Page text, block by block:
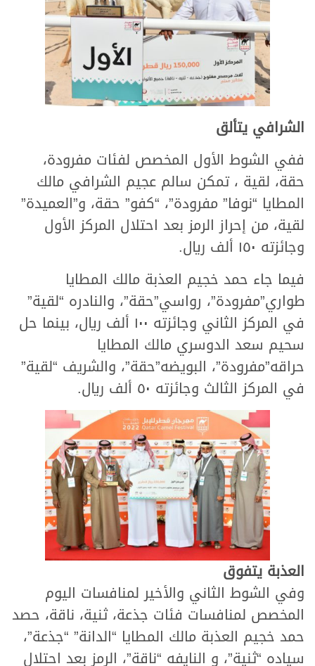
الشرافي يتألق
ففي الشوط الأول المخصص لفئات مفرودة،
حقة، لقية ، تمكن سالم عجيم الشرافي مالك
المطايا “نوفا” مفرودة”، “كفو” حقة، و”العميدة”
لقية، من إحراز الرمز بعد احتلال المركز الأول
وجائزته ١٥٠ ألف ريال.
فيما جاء حمد خجيم العذبة مالك المطايا
طواري”مفرودة”، رواسي”حقة”، والنادره “لقية”
في المركز الثاني وجائزته ١٠٠ ألف ريال، بينما حل
سحيم سعد الدوسري مالك المطايا
حراقه”مفرودة”، البويضه”حقة”، والشريف “لقية”
في المركز الثالث وجائزته ٥٠ ألف ريال.
العذبة يتفوق
وفي الشوط الثاني والأخير لمنافسات اليوم
المخصص لمنافسات فئات جذعة، ثنية، ناقة، حصد
حمد خجيم العذبة مالك المطايا “الدانة” “جذعة”،
سياده “ثنية”، و النايفه “ناقة”، الرمز بعد احتلال